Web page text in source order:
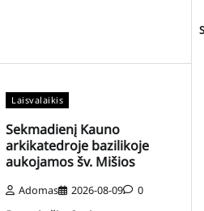
Laisvalaikis
Sekmadienį Kauno
arkikatedroje bazilikoje
aukojamos šv. Mišios
Adomas 2026-08-09 0